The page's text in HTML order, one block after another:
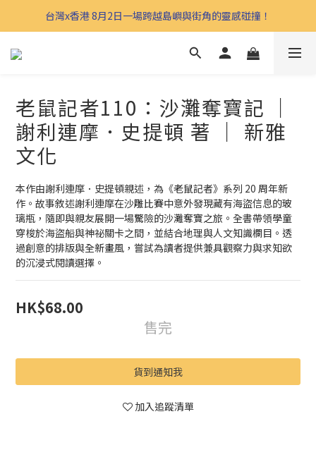
台灣x香港 8月2日一場跨越島嶼與街角的靈感碰撞！
老鼠記者110：沙灘奪寶記 ｜
謝利連摩．史提頓 著 ｜ 新雅
文化
本作由謝利連摩．史提頓親述，為《老鼠記者》系列 20 周年新
作。故事敘述謝利連摩在沙雕比賽中意外發現藏有海盜信息的玻
璃瓶，隨即與親友展開一場驚險的沙灘奪寶之旅。全書帶領學童
穿梭於海盜船與神祕關卡之間，並結合地理與人文知識欄目。透
過創意的排版與全新畫風，嘗試為讀者提供兼具觀察力與求知欲
的沉浸式閱讀選擇。
HK$68.00
售完
貨到通知我
加入追蹤清單